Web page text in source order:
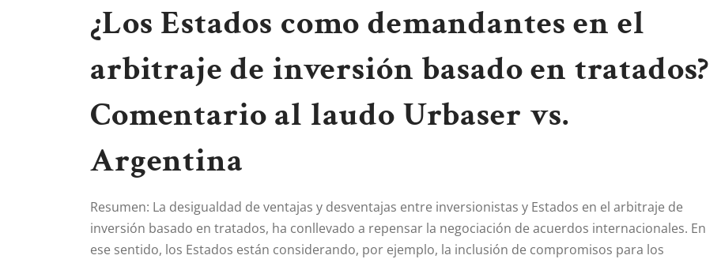
¿Los Estados como demandantes en el
arbitraje de inversión basado en tratados?
Comentario al laudo Urbaser vs.
Argentina
Resumen: La desigualdad de ventajas y desventajas entre inversionistas y Estados en el arbitraje de
inversión basado en tratados, ha conllevado a repensar la negociación de acuerdos internacionales. En
ese sentido, los Estados están considerando, por ejemplo, la inclusión de compromisos para los